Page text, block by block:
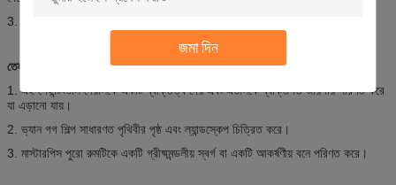
জমা দিন
3. একটি সুন্দর গ্রাম বা কল্পনা করা ইউটোপিয়া একটি প্যানোরামিক দৃশ্য চিত্রিত করা।
তেল পেইন্টিং প্রজনন ফসল প্রয়োগ:
1. এই পেইন্টিংগুলি দেয়ালকে একটি ব্যক্তিত্ব দেয় এবং এগুলিকে ব্যক্তিগত জায়গায় পরিণত করে
যা এড়ানো যায়।
2. ভ্যান গগ শিল্প সাধারণত পৃথিবীর পৃষ্ঠ এবং ল্যান্ডস্কেপ চিত্রিত করে।
3. মাস্টারপিস পুরো রুমটিকে একটি গ্রীষ্মমন্ডলীয় স্বর্গ বা একটি আকর্ষণীয় বনে পরিণত করে।